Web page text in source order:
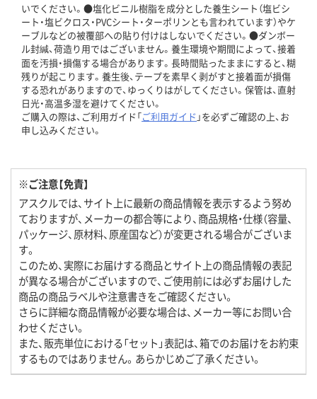
いでください。●塩化ビニル樹脂を成分とした養生シート（塩ビシ
ート・塩ビクロス・PVCシート・ターポリンとも言われています）やケ
ーブルなどの被覆部への貼り付けはしないでください。●ダンボー
ル封緘、荷造り用ではございません。養生環境や期間によって、接着
面を汚損・損傷する場合があります。長時間貼ったままにすると、糊
残りが起こります。養生後、テープを素早く剥がすと接着面が損傷
する恐れがありますので、ゆっくりはがしてください。保管は、直射
日光・高温多湿を避けてください。
ご購入の際は、ご利用ガイド「ご利用ガイド 」を必ずご確認の上、お
申し込みください。
※ご注意【免責】
アスクルでは、サイト上に最新の商品情報を表示するよう努め
ておりますが、メーカーの都合等により、商品規格・仕様（容量、
パッケージ、原材料、原産国など）が変更される場合がございま
す。
このため、実際にお届けする商品とサイト上の商品情報の表記
が異なる場合がございますので、ご使用前には必ずお届けした
商品の商品ラベルや注意書きをご確認ください。
さらに詳細な商品情報が必要な場合は、メーカー等にお問い合
わせください。
また、販売単位における「セット」表記は、箱でのお届けをお約束
するものではありません。あらかじめご了承ください。